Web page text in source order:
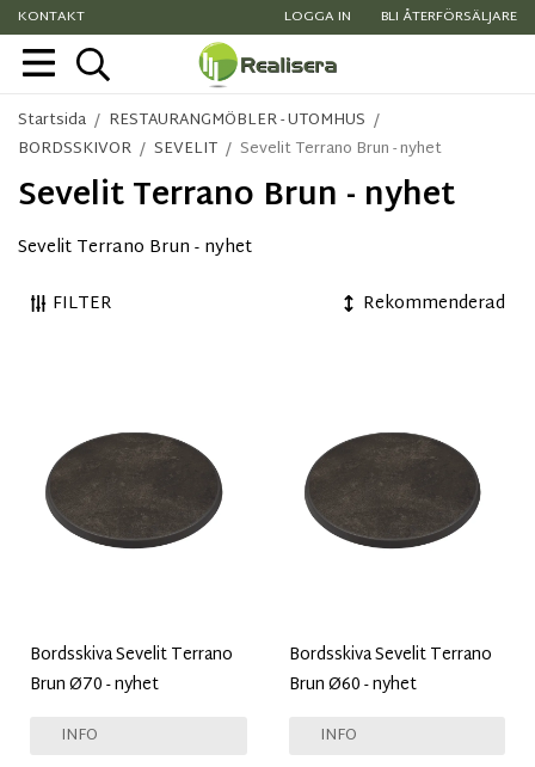
KONTAKT LOGGA IN BLI ÅTERFÖRSÄLJARE
Startsida / RESTAURANGMÖBLER - UTOMHUS /
BORDSSKIVOR / SEVELIT / Sevelit Terrano Brun - nyhet
Sevelit Terrano Brun - nyhet
Sevelit Terrano Brun - nyhet
FILTER
Rekommenderad
Bordsskiva Sevelit Terrano
Brun Ø70 - nyhet
INFO
Bordsskiva Sevelit Terrano
Brun Ø60 - nyhet
INFO